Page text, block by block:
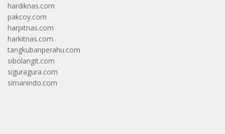
hardiknas.com
pakcoy.com
harpitnas.com
harkitnas.com
tangkubanperahu.com
sibolangit.com
siguragura.com
simanindo.com